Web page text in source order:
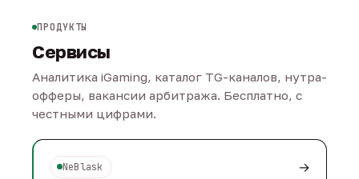
ПРОДУКТЫ
Сервисы
Аналитика iGaming, каталог TG-каналов, нутра-
офферы, вакансии арбитража. Бесплатно, с
честными цифрами.
NeBlask →